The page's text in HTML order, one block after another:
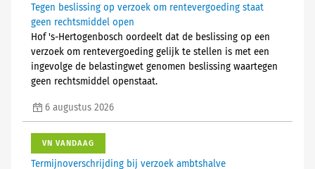
Tegen beslissing op verzoek om rentevergoeding staat
geen rechtsmiddel open
Hof 's-Hertogenbosch oordeelt dat de beslissing op een
verzoek om rentevergoeding gelijk te stellen is met een
ingevolge de belastingwet genomen beslissing waartegen
geen rechtsmiddel openstaat.
6 augustus 2026
VN VANDAAG
Termijnoverschrijding bij verzoek ambtshalve